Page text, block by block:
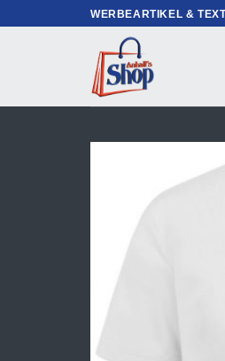
Inhalt
WERBEARTIKEL &